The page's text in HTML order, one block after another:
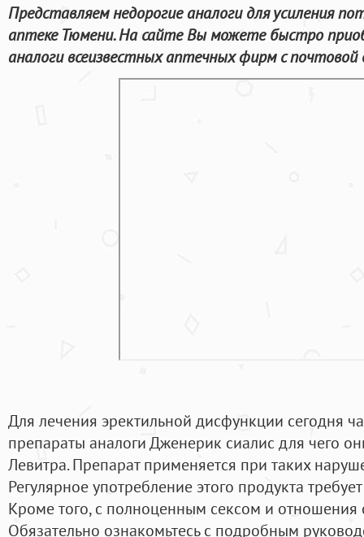
Представляем недорогие аналоги для усиления
аптеке Тюмени. На сайте Вы можете быстро
аналоги всеизвестных аптечных фирм с почтовой
Для лечения эректильной дисфункции сегодня
препараты аналоги Дженерик сиалис для чего
Левитра. Препарат применяется при таких
Регулярное употребление этого продукта
Кроме того, с полноценным сексом и отношения
Обязательно ознакомьтесь с подробным